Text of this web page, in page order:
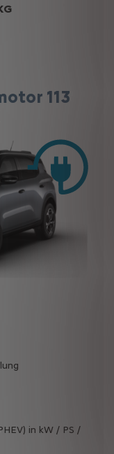
113
in kW / PS /